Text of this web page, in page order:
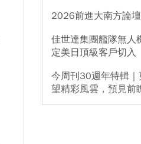
2026前進大南方論壇
佳世達集團艦隊無人
定美日頂級客戶切入
今周刊30週年特輯｜
望精彩風雲，預見前